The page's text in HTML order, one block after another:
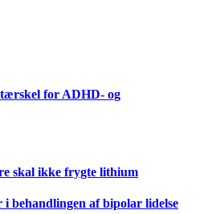
for ADHD- og
skal ikke frygte lithium
behandlingen af bipolar lidelse